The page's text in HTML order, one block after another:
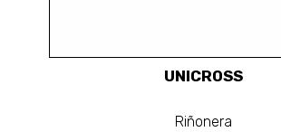
UNICROSS
Riñonera